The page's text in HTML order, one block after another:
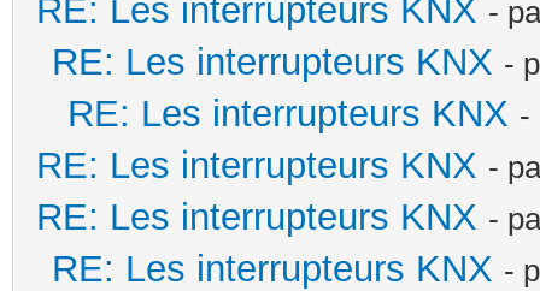
RE: Les interrupteurs KNX -
RE: Les interrupteurs KNX -
RE: Les interrupteurs KNX -
RE: Les interrupteurs KNX -
RE: Les interrupteurs KNX -
RE: Les interrupteurs KNX -